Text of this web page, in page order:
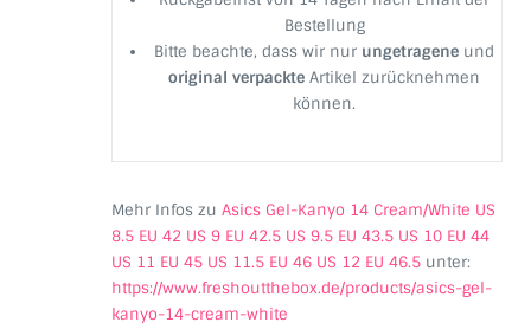
Bestellung
Bitte beachte, dass wir nur ungetragene und
original verpackte Artikel zurücknehmen
können.
Mehr Infos zu Asics Gel-Kanyo 14 Cream/White US
8.5 EU 42 US 9 EU 42.5 US 9.5 EU 43.5 US 10 EU 44
US 11 EU 45 US 11.5 EU 46 US 12 EU 46.5 unter:
https://www.freshoutthebox.de/products/asics-gel-
kanyo-14-cream-white